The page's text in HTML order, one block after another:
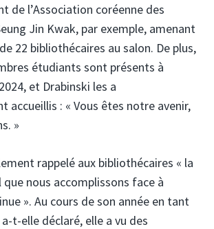
de l’Association coréenne des
Jin Kwak, par exemple, amenant
22 bibliothécaires au salon. De plus,
étudiants sont présents à
et Drabinski les a
accueillis : « Vous êtes notre avenir,
»
rappelé aux bibliothécaires « la
nous accomplissons face à
». Au cours de son année en tant
t-elle déclaré, elle a vu des